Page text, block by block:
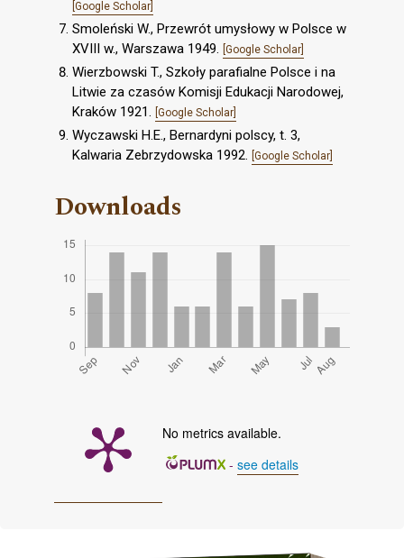
[Google Scholar]
Smoleński W., Przewrót umysłowy w Polsce w
XVIII w., Warszawa 1949. [Google Scholar]
Wierzbowski T., Szkoły parafialne Polsce i na
Litwie za czasów Komisji Edukacji Narodowej,
Kraków 1921. [Google Scholar]
Wyczawski H.E., Bernardyni polscy, t. 3,
Kalwaria Zebrzydowska 1992.
[Google Scholar]
Downloads
No metrics available.
- see details